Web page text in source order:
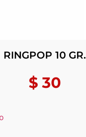
RINGPOP 10 GR.
$30